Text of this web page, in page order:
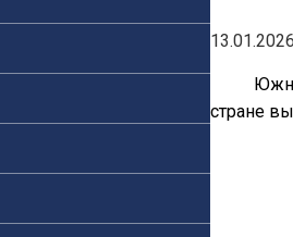
стране